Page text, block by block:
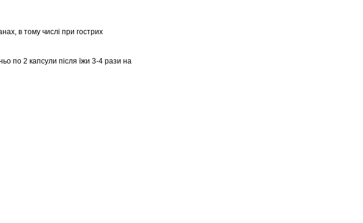
в тому числі при гострих
по 2 капсули після їжи 3-4 рази на